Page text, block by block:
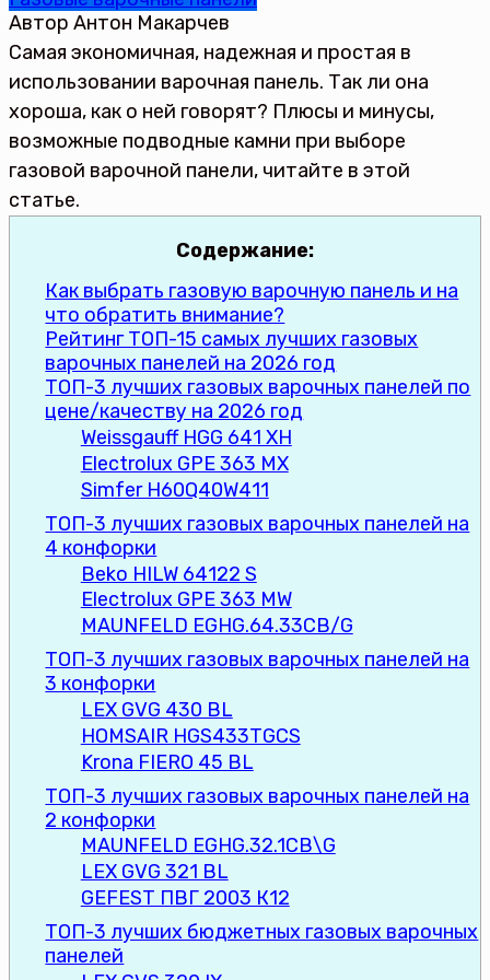
Автор Антон Макарчев
Самая экономичная, надежная и простая в
использовании варочная панель. Так ли она
хороша, как о ней говорят? Плюсы и минусы,
возможные подводные камни при выборе
газовой варочной панели, читайте в этой
статье.
Содержание:
Как выбрать газовую варочную панель и на
что обратить внимание?
Рейтинг ТОП-15 самых лучших газовых
варочных панелей на 2026 год
ТОП-3 лучших газовых варочных панелей по
цене/качеству на 2026 год
Weissgauff HGG 641 XH
Electrolux GPE 363 MX
Simfer H60Q40W411
ТОП-3 лучших газовых варочных панелей на
4 конфорки
Beko HILW 64122 S
Electrolux GPE 363 MW
MAUNFELD EGHG.64.33CB/G
ТОП-3 лучших газовых варочных панелей на
3 конфорки
LEX GVG 430 BL
HOMSAIR HGS433TGCS
Krona FIERO 45 BL
ТОП-3 лучших газовых варочных панелей на
2 конфорки
MAUNFELD EGHG.32.1CB\G
LEX GVG 321 BL
GEFEST ПВГ 2003 К12
ТОП-3 лучших бюджетных газовых варочных
панелей